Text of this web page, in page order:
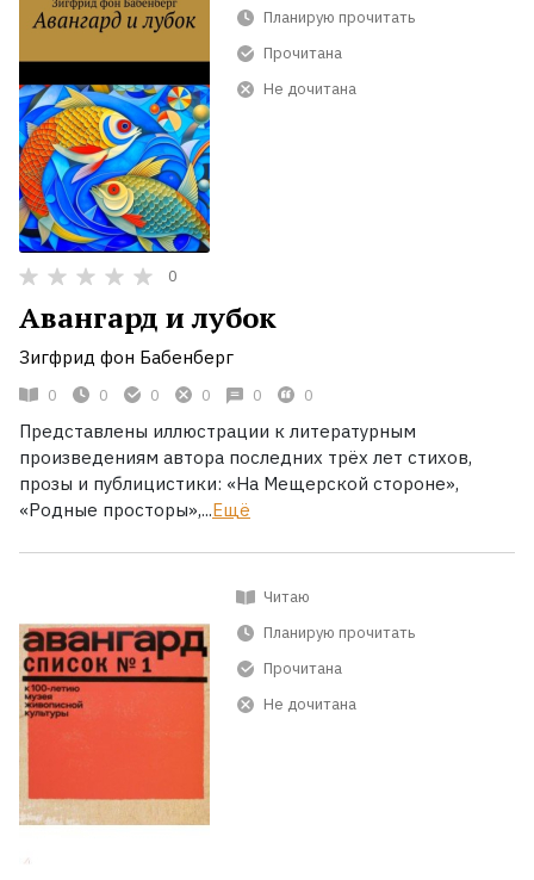
Планирую прочитать
Прочитана
Не дочитана
0
Авангард и лубок
Зигфрид фон Бабенберг
0 0 0 0 0 0
Представлены иллюстрации к литературным
произведениям автора последних трёх лет стихов,
прозы и публицистики: «На Мещерской стороне»,
«Родные просторы»,...Ещё
Читаю
Планирую прочитать
Прочитана
Не дочитана